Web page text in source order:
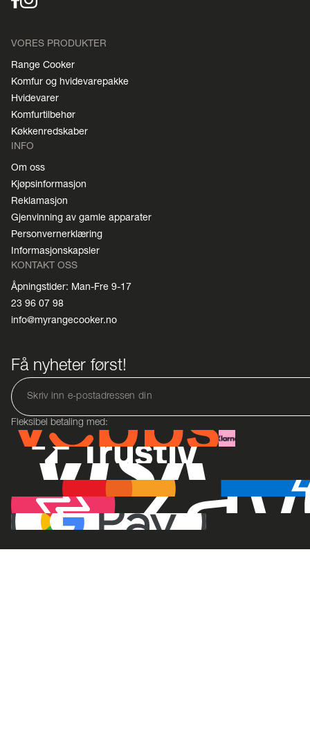
VORES PRODUKTER
Range Cooker
Komfur og hvidevarepakke
Hvidevarer
Komfurtilbehør
Køkkenredskaber
INFO
Om oss
Kjøpsinformasjon
Reklamasjon
Gjenvinning av gamle apparater
Personvernerklæring
Informasjonskapsler
KONTAKT OSS
Åpningstider: Man-Fre 9-17
23 96 07 98
info@myrangecooker.no
Få nyheter først!
Fleksibel betaling med: